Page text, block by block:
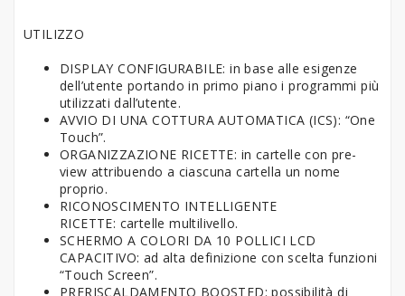
UTILIZZO
DISPLAY CONFIGURABILE: in base alle esigenze
dell’utente portando in primo piano i programmi più
utilizzati dall’utente.
AVVIO DI UNA COTTURA AUTOMATICA (ICS): “One
Touch”.
ORGANIZZAZIONE RICETTE: in cartelle con pre-
view attribuendo a ciascuna cartella un nome
proprio.
RICONOSCIMENTO INTELLIGENTE
RICETTE: cartelle multilivello.
SCHERMO A COLORI DA 10 POLLICI LCD
CAPACITIVO: ad alta definizione con scelta funzioni
“Touch Screen”.
PRERISCALDAMENTO BOOSTED: possibilità di